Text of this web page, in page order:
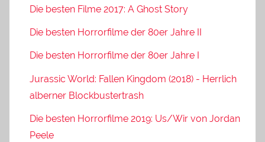
Die besten Filme 2017: A Ghost Story
Die besten Horrorfilme der 80er Jahre II
Die besten Horrorfilme der 80er Jahre I
Jurassic World: Fallen Kingdom (2018) - Herrlich
alberner Blockbustertrash
Die besten Horrorfilme 2019: Us/Wir von Jordan
Peele